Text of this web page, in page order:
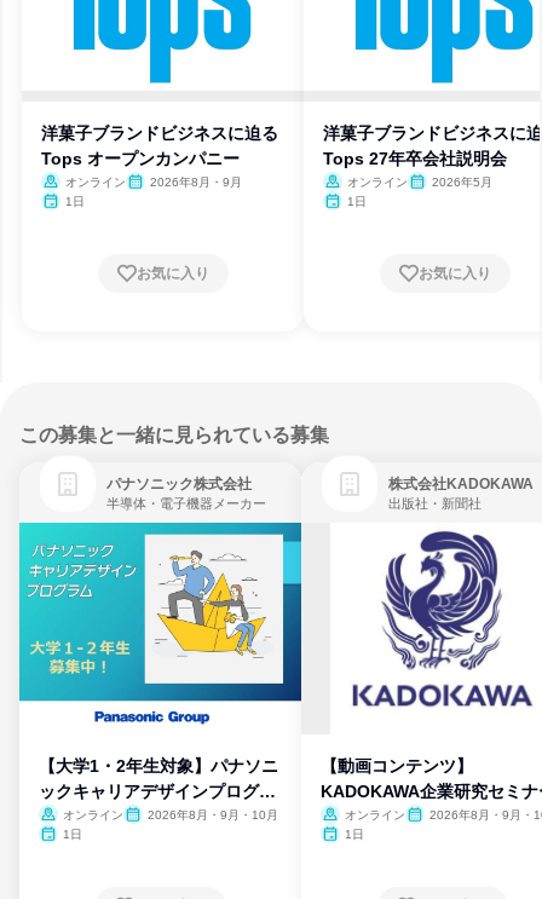
洋菓子ブランドビジネスに迫る
Tops オープンカンパニー
オンライン
2026年8月・9月
1日
お気に入り
洋菓子ブランドビジネスに
Tops 27年卒会社説明会
オンライン
2026年5月
1日
お気に入り
この募集と一緒に見られている募集
パナソニック株式会社
半導体・電子機器メーカー
【大学1・2年生対象】パナソニ
ックキャリアデザインプログラ
ム
オンライン
2026年8月・9月・10月
1日
株式会社KADOKAWA
出版社・新聞社
【動画コンテンツ】
KADOKAWA企業研究セミナ
オンライン
2026年8月・9月・
1日